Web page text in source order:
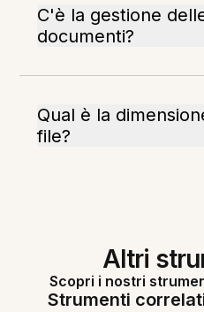
C'è la gestione
documenti?
Qual è la
file?
Altri
Scopri i nostri
Strumenti